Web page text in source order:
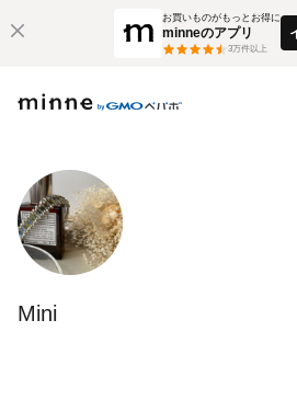
お買いものがもっとお得に
minneのアプリ
3万件以上
Mini